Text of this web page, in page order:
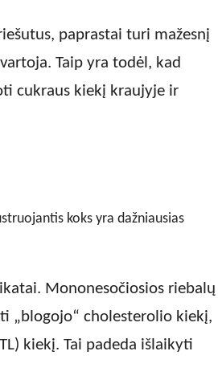
paprastai turi mažesnį
Taip yra todėl, kad
cukraus kiekį kraujyje ir
Mononesočiosios riebalų
„blogojo“ cholesterolio kiekį,
kiekį. Tai padeda išlaikyti